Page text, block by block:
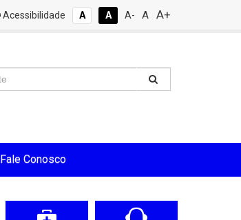
Acessibilidade A A A- A A+
Fale Conosco